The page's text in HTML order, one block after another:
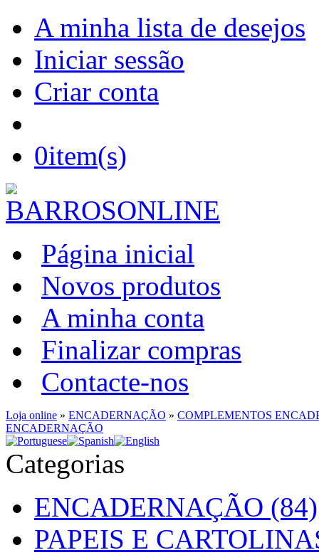
A minha lista de desejos
Iniciar sessão
Criar conta
0item(s)
Página inicial
Novos produtos
A minha conta
Finalizar compras
Contacte-nos
Loja online » ENCADERNAÇÃO » COMPLEMENTOS
ENCADERNAÇÃO
Categorias
ENCADERNAÇÃO (84)
PAPEIS E